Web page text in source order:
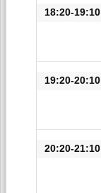
18:20-19:10
19:20-20:10
20:20-21:10